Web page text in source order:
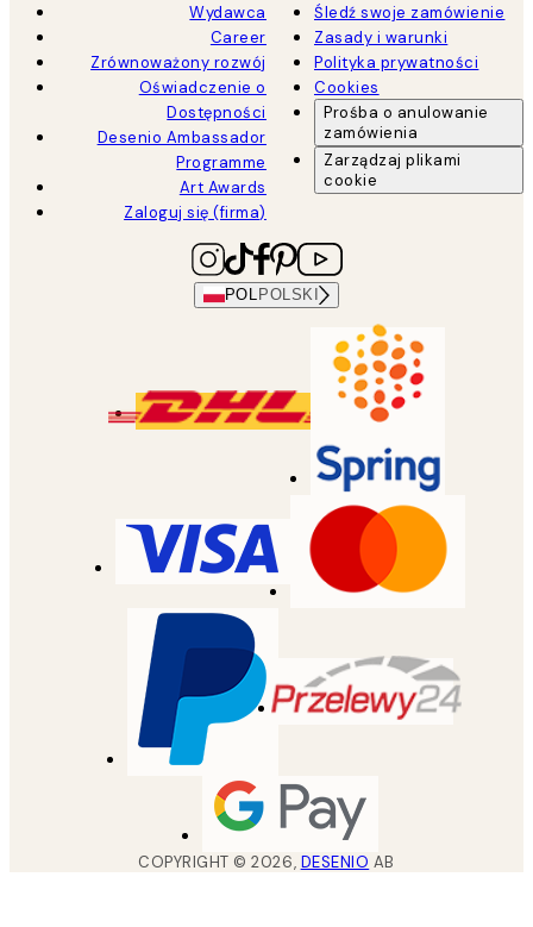
Wydawca
Career
Zrównoważony rozwój
Oświadczenie o
Dostępności
Desenio Ambassador
Programme
Art Awards
Zaloguj się (firma)
Śledź swoje zamówienie
Zasady i warunki
Polityka prywatności
Cookies
Prośba o anulowanie
zamówienia
Zarządzaj plikami
cookie
POL POLSKI
COPYRIGHT ©2026, DESENIO AB